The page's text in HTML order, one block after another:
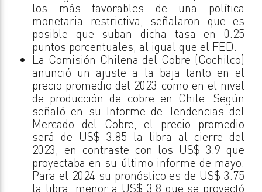
los más favorables de una política
monetaria restrictiva, señalaron que es
posible que suban dicha tasa en 0.25
puntos porcentuales, al igual que el FED.
La Comisión Chilena del Cobre (Cochilco)
anunció un ajuste a la baja tanto en el
precio promedio del 2023 como en el nivel
de producción de cobre en Chile. Según
señaló en su Informe de Tendencias del
Mercado del Cobre, el precio promedio
será de US$ 3.85 la libra al cierre del
2023, en contraste con los US$ 3.9 que
proyectaba en su último informe de mayo.
Para el 2024 su pronóstico es de US$ 3.75
la libra, menor a US$ 3.8 que se proyectó